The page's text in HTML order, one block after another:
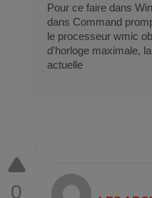
Pour ce faire dans
dans Command
le processeur wmic
d'horloge maximale,
actuelle
0